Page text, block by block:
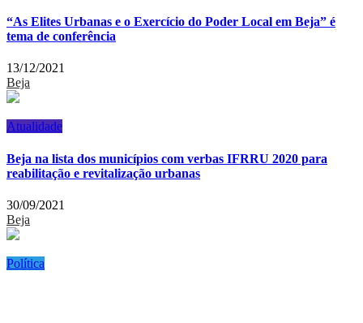
“As Elites Urbanas e o Exercício do Poder Local em Beja” é
tema de conferência
13/12/2021
Beja
Atualidade
Beja na lista dos municípios com verbas IFRRU 2020 para
reabilitação e revitalização urbanas
30/09/2021
Beja
Política